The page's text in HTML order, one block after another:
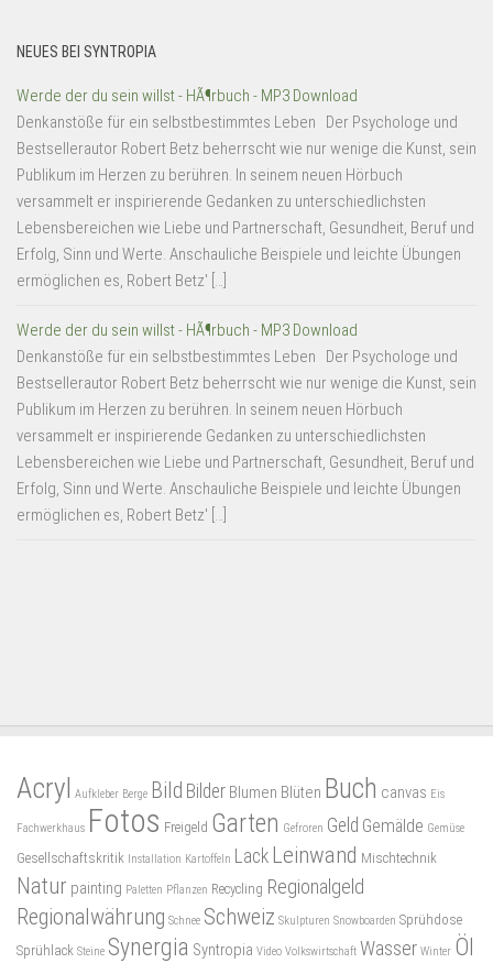
NEUES BEI SYNTROPIA
Werde der du sein willst - HÃ¶rbuch - MP3 Download
Denkanstöße für ein selbstbestimmtes Leben Der Psychologe und
Bestsellerautor Robert Betz beherrscht wie nur wenige die Kunst, sein
Publikum im Herzen zu berühren. In seinem neuen Hörbuch
versammelt er inspirierende Gedanken zu unterschiedlichsten
Lebensbereichen wie Liebe und Partnerschaft, Gesundheit, Beruf und
Erfolg, Sinn und Werte. Anschauliche Beispiele und leichte Übungen
ermöglichen es, Robert Betz' […]
Werde der du sein willst - HÃ¶rbuch - MP3 Download
Denkanstöße für ein selbstbestimmtes Leben Der Psychologe und
Bestsellerautor Robert Betz beherrscht wie nur wenige die Kunst, sein
Publikum im Herzen zu berühren. In seinem neuen Hörbuch
versammelt er inspirierende Gedanken zu unterschiedlichsten
Lebensbereichen wie Liebe und Partnerschaft, Gesundheit, Beruf und
Erfolg, Sinn und Werte. Anschauliche Beispiele und leichte Übungen
ermöglichen es, Robert Betz' […]
Acryl Aufkleber Berge Bild Bilder Blumen Blüten Buch canvas Eis
Fachwerkhaus Fotos Freigeld Garten Gefroren Geld Gemälde Gemüse
Gesellschaftskritik Installation Kartoffeln Lack Leinwand Mischtechnik
Natur painting Paletten Pflanzen Recycling Regionalgeld
Regionalwährung Schnee Schweiz Skulpturen Snowboarden Sprühdose
Sprühlack Steine Synergia Syntropia Video Volkswirtschaft Wasser Winter Öl